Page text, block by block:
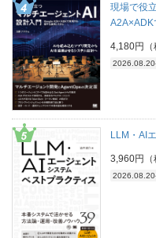
現場で役
A2A×ADK
4,180円（
2026.08.20
LLM・AI
3,960円（
2026.08.20